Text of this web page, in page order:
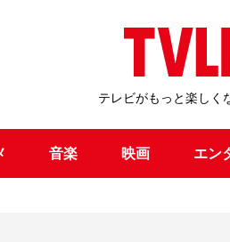
テレビがもっと楽しく
音楽 映画 エン